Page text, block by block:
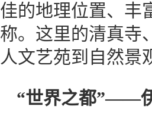
佳的地理位置、丰
称。这里的清真寺
人文艺苑到自然景
“世界之都”——